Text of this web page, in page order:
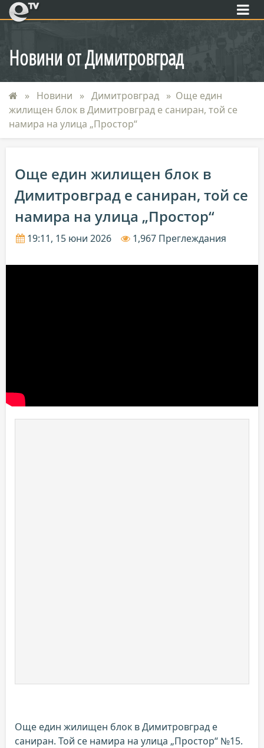
eTV
Новини от Димитровград
Новини Димитровград
Още един
жилищен блок в Димитровград е саниран, той се
намира на улица „Простор“
Още един жилищен блок в
Димитровград е саниран, той се
намира на улица „Простор“
19:11, 15 юни 2026 1,967 Преглеждания
Още един жилищен блок в Димитровград е
саниран. Той се намира на улица „Простор“ №15.